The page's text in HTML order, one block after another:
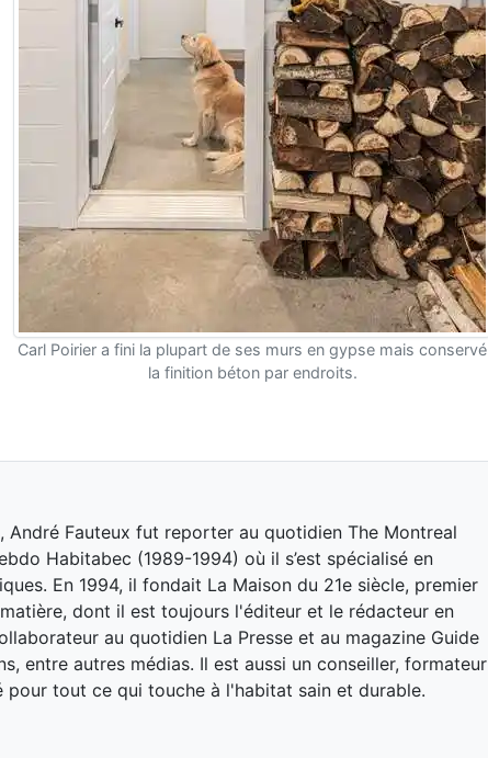
Carl Poirier a fini la plupart de ses murs en gypse mais conservé
la finition béton par endroits.
André Fauteux fut reporter au quotidien The Montreal
Habitabec (1989-1994) où il s’est spécialisé en
En 1994, il fondait La Maison du 21e siècle, premier
dont il est toujours l'éditeur et le rédacteur en
au quotidien La Presse et au magazine Guide
entre autres médias. Il est aussi un conseiller, formateur
pour tout ce qui touche à l'habitat sain et durable.